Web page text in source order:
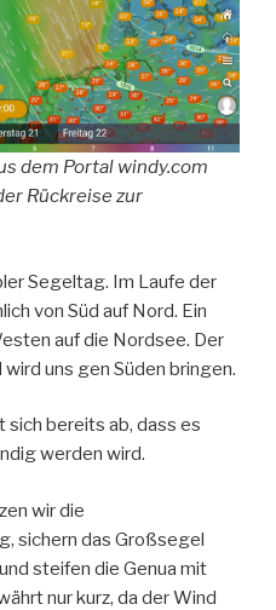
dem Portal windy.com
Rückreise zur
Segeltag. Im Laufe der
von Süd auf Nord. Ein
auf die Nordsee. Der
uns gen Süden bringen.
bereits ab, dass es
werden wird.
wir die
sichern das Großsegel
steifen die Genua mit
nur kurz, da der Wind